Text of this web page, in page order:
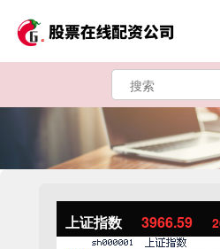
上证指数 3966.59